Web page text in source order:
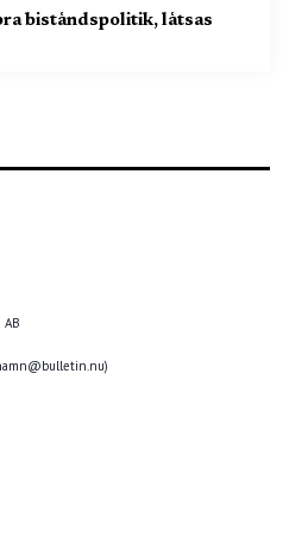
biståndspolitik, låtsas